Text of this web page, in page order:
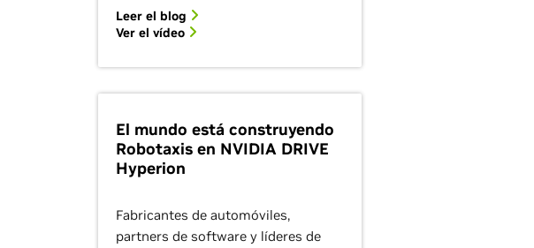
Leer el blog
Ver el vídeo
El mundo está construyendo
Robotaxis en NVIDIA DRIVE
Hyperion
Fabricantes de automóviles,
partners de software y líderes de